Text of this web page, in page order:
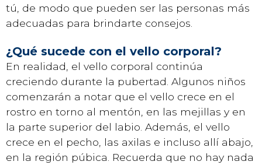
tú, de modo que pueden ser las personas más
adecuadas para brindarte consejos.
¿Qué sucede con el vello corporal?
En realidad, el vello corporal continúa
creciendo durante la pubertad. Algunos niños
comenzarán a notar que el vello crece en el
rostro en torno al mentón, en las mejillas y en
la parte superior del labio. Además, el vello
crece en el pecho, las axilas e incluso allí abajo,
en la región púbica. Recuerda que no hay nada